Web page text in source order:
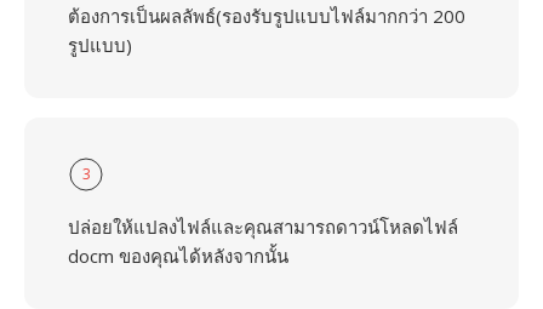
ต้องการเป็นผลลัพธ์(รองรับรูปแบบไฟล์มากกว่า 200
รูปแบบ)
3
ปล่อยให้แปลงไฟล์และคุณสามารถดาวน์โหลดไฟล์
docm ของคุณได้หลังจากนั้น